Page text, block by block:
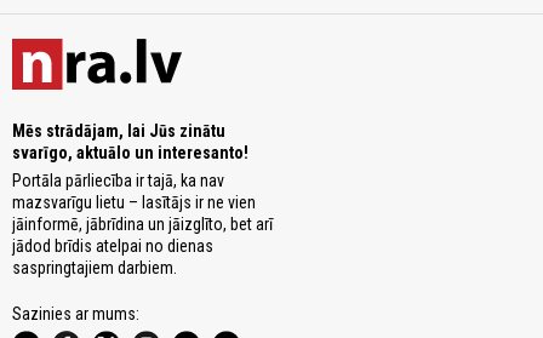
Mēs strādājam, lai Jūs zinātu
svarīgo, aktuālo un interesanto!
Portāla pārliecība ir tajā, ka nav
mazsvarīgu lietu – lasītājs ir ne vien
jāinformē, jābrīdina un jāizglīto, bet arī
jādod brīdis atelpai no dienas
saspringtajiem darbiem.
Sazinies ar mums: